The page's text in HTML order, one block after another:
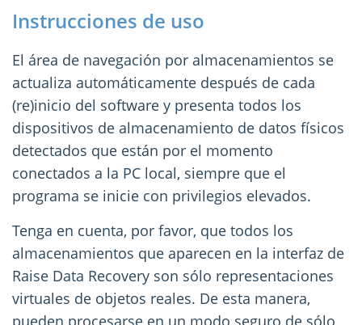
Instrucciones de uso
El área de navegación por almacenamientos se
actualiza automáticamente después de cada
(re)inicio del software y presenta todos los
dispositivos de almacenamiento de datos físicos
detectados que están por el momento
conectados a la PC local, siempre que el
programa se inicie con privilegios elevados.
Tenga en cuenta, por favor, que todos los
almacenamientos que aparecen en la interfaz de
Raise Data Recovery son sólo representaciones
virtuales de objetos reales. De esta manera,